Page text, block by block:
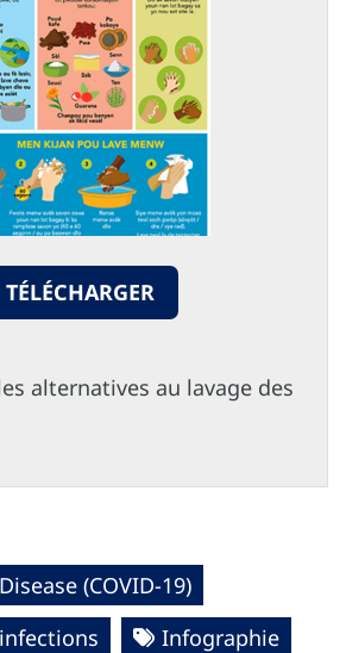
TÉLÉCHARGER
alternatives au lavage des
(COVID-19)
Infographie